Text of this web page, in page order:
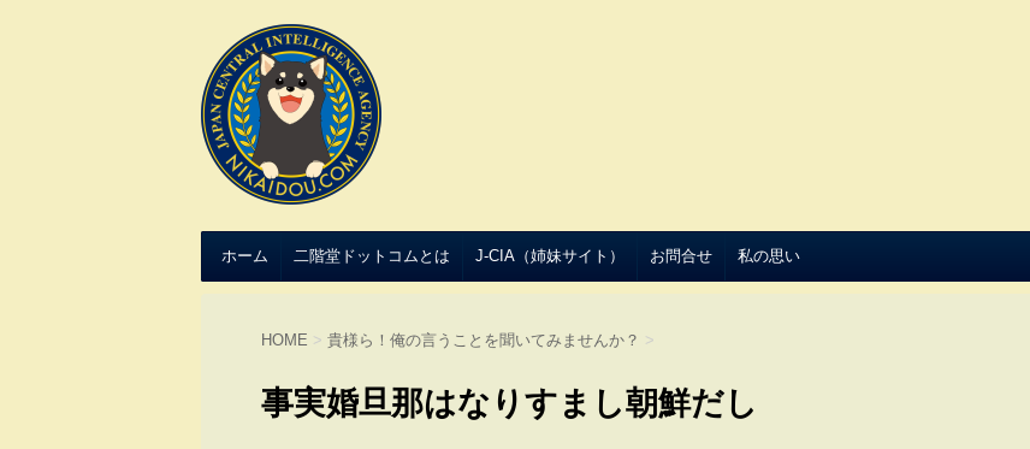
ホーム 二階堂ドットコムとは J-CIA（姉妹サイト） お問合せ 私の思い
HOME > 貴様ら！俺の言うことを聞いてみませんか？ >
事実婚旦那はなりすまし朝鮮だし